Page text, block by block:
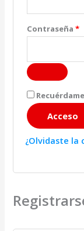
Contraseña*
Recuérdame
Acceso
¿Olvidaste la